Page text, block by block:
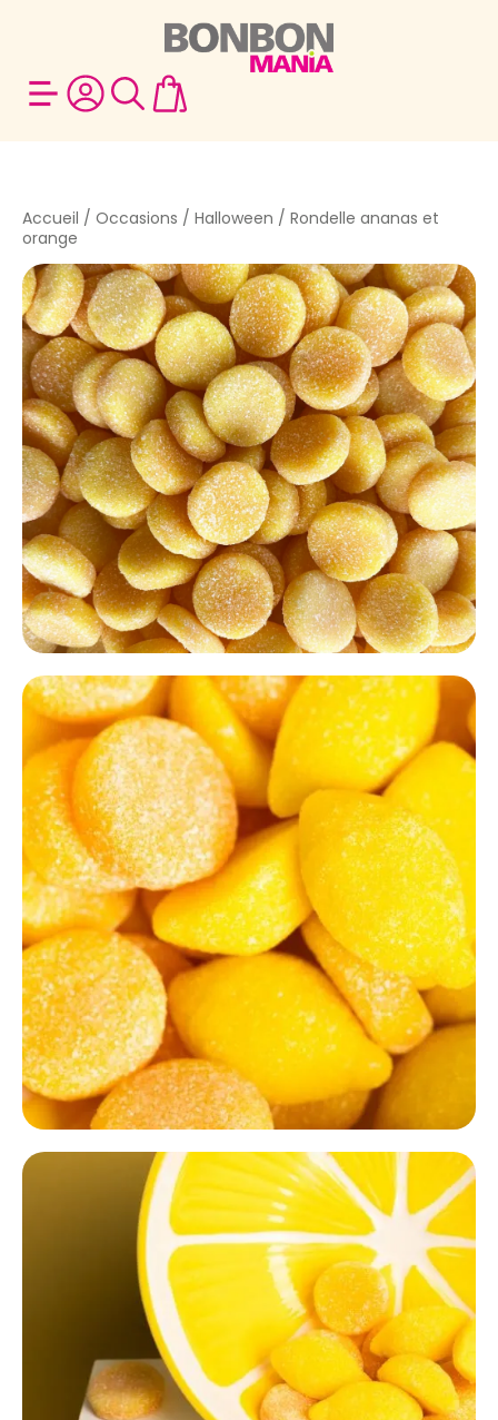
Accueil / Occasions / Halloween / Rondelle ananas et
orange